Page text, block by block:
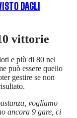
DAGLI
vittorie
e più di 80 nel
può essere quello
gestire se non
vogliamo
ancora 9 gare, ci